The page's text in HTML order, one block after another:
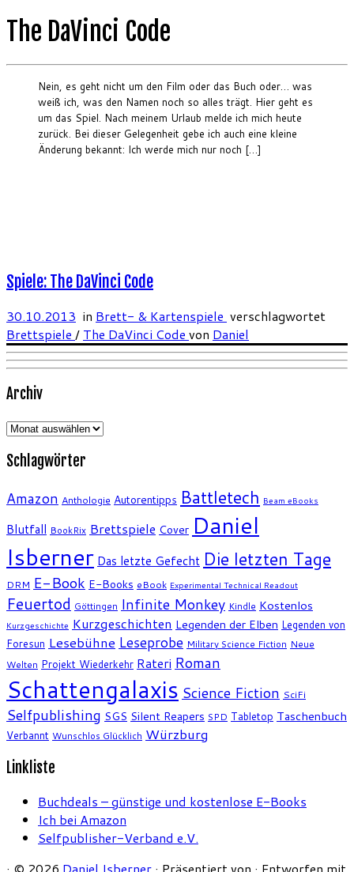
The DaVinci Code
Nein, es geht nicht um den Film oder das Buch oder… was
weiß ich, was den Namen noch so alles trägt. Hier geht es
um das Spiel. Nach meinem Urlaub melde ich mich heute
zurück. Bei dieser Gelegenheit gebe ich auch eine kleine
Änderung bekannt: Ich werde mich nur noch […]
Spiele: The DaVinci Code
30.10.2013 in Brett- & Kartenspiele verschlagwortet
Brettspiele / The DaVinci Code von Daniel
Archiv
Archiv
Schlagwörter
Amazon Anthologie Autorentipps Battletech Beam eBooks
Blutfall BookRix Brettspiele Cover Daniel
Isberner Das letzte Gefecht Die letzten Tage
DRM E-Book E-Books eBook Experimental Technical Readout
Feuertod Göttingen Infinite Monkey Kindle Kostenlos
Kurzgeschichte Kurzgeschichten Legenden der Elben Legenden von
Foresun Lesebühne Leseprobe Military Science Fiction Neue
Welten Projekt Wiederkehr Rateri Roman
Schattengalaxis Science Fiction SciFi
Selfpublishing SGS Silent Reapers SPD Tabletop Taschenbuch
Verbannt Wunschlos Glücklich Würzburg
Linkliste
Buchdeals – günstige und kostenlose E-Books
Ich bei Amazon
Selfpublisher-Verband e.V.
· © 2026 Daniel Isberner · Präsentiert von · Entworfen mit